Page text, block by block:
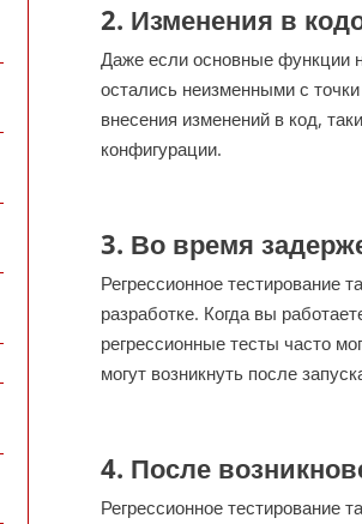
2. Изменения в
Даже если основные функции
остались неизменными с
внесения изменений в код,
конфигурации.
3. Во время
Регрессионное тестирование
разработке. Когда вы
регрессионные тесты часто
могут возникнуть после
4. После
Регрессионное тестирование